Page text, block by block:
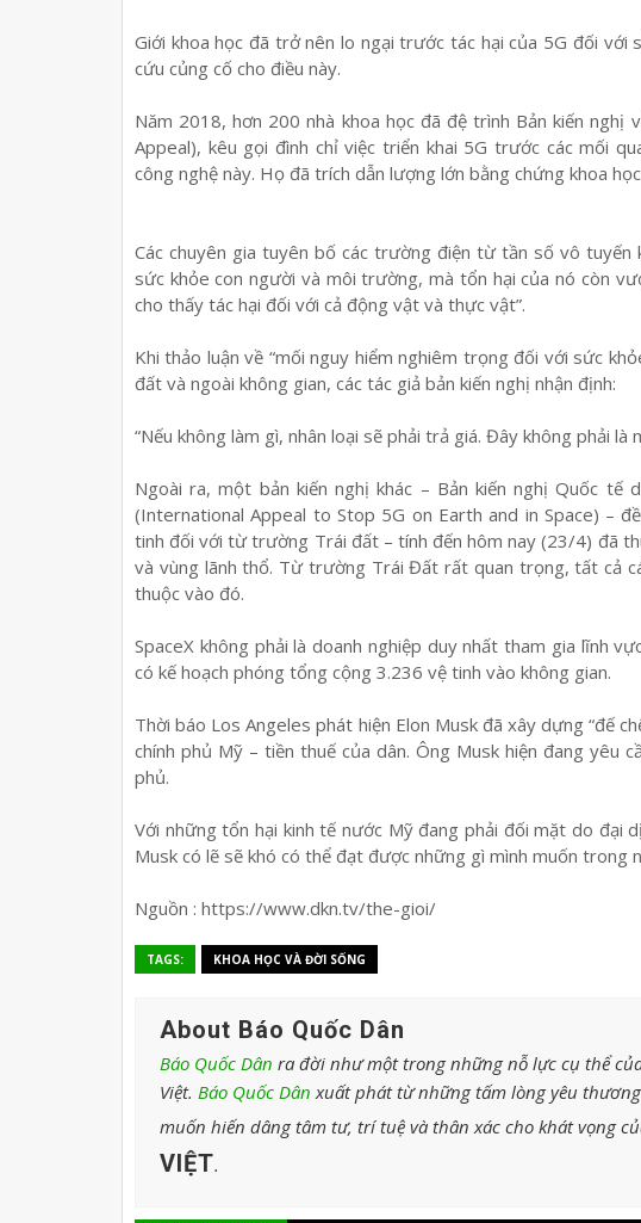
Giới khoa học đã trở nên lo ngại trước tác hại của 5G đối
cứu củng cố cho điều này.
Năm 2018, hơn 200 nhà khoa học đã đệ trình Bản kiến nghị
Appeal), kêu gọi đình chỉ việc triển khai 5G trước các mối
công nghệ này. Họ đã trích dẫn lượng lớn bằng chứng khoa
Các chuyên gia tuyên bố các trường điện từ tần số vô tuyến
sức khỏe con người và môi trường, mà tổn hại của nó còn
cho thấy tác hại đối với cả động vật và thực vật”.
Khi thảo luận về “mối nguy hiểm nghiêm trọng đối với sức
đất và ngoài không gian, các tác giả bản kiến nghị nhận định:
“Nếu không làm gì, nhân loại sẽ phải trả giá. Đây không phải là
Ngoài ra, một bản kiến nghị khác – Bản kiến nghị Quốc
(International Appeal to Stop 5G on Earth and in Space) –
tinh đối với từ trường Trái đất – tính đến hôm nay (23/4) đã
và vùng lãnh thổ. Từ trường Trái Đất rất quan trọng, tất cả
thuộc vào đó.
SpaceX không phải là doanh nghiệp duy nhất tham gia lĩnh
có kế hoạch phóng tổng cộng 3.236 vệ tinh vào không gian.
Thời báo Los Angeles phát hiện Elon Musk đã xây dựng “đế
chính phủ Mỹ – tiền thuế của dân. Ông Musk hiện đang yêu
phủ.
Với những tổn hại kinh tế nước Mỹ đang phải đối mặt do đại
Musk có lẽ sẽ khó có thể đạt được những gì mình muốn trong
Nguồn : https://www.dkn.tv/the-gioi/
TAGS: KHOA HỌC VÀ ĐỜI SỐNG
About Báo Quốc Dân
Báo Quốc Dân ra đời như một trong những nỗ lực cụ thể
Việt. Báo Quốc Dân xuất phát từ những tấm lòng yêu
muốn hiến dâng tâm tư, trí tuệ và thân xác cho khát vọng
VIỆT.